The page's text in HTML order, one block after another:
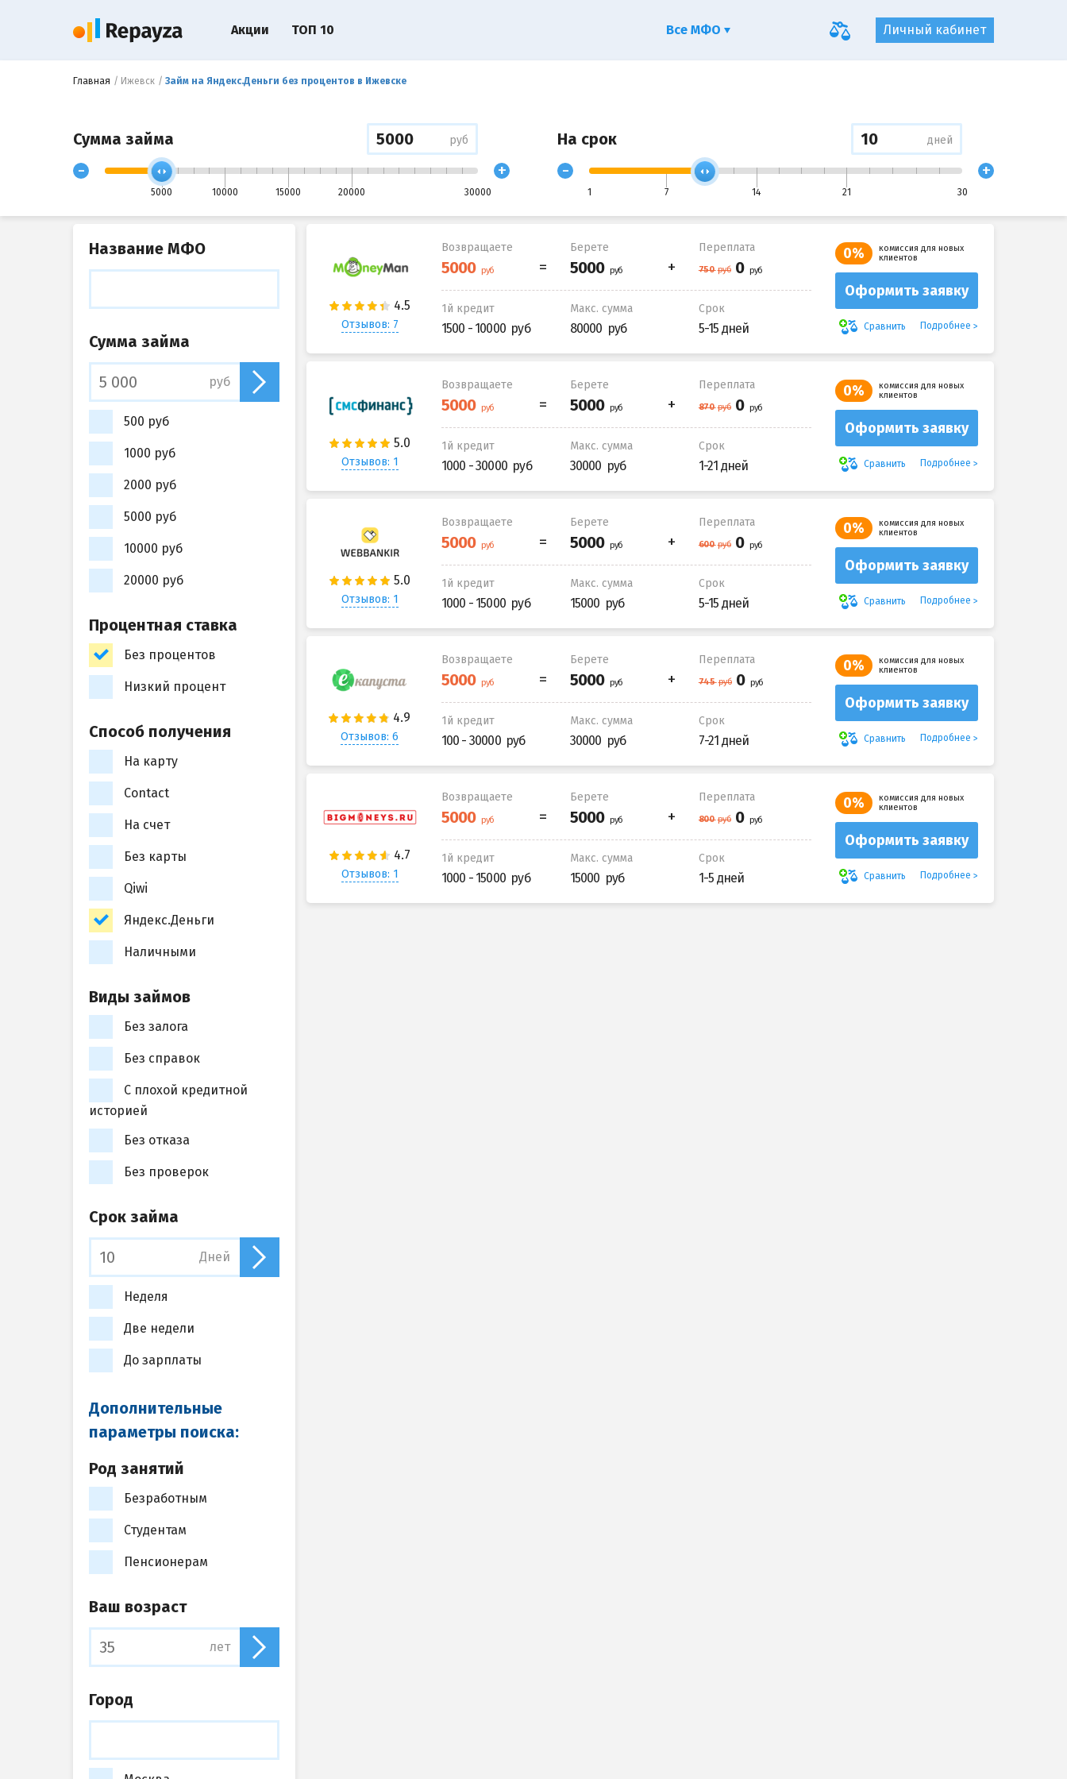
Главная Ижевск Займ на Яндекс.Деньги без процентов в Ижевске
Сумма займа руб
-
5000 10000 15000 20000 30000
+
На срок дней
-
1 7 14 21 30
+
Отзывов: 7
Возвращаете Берете Переплата
1й кредит
1500 - 10000
Макс. сумма
80000
Срок
5-15 дней
0%
комиссия для новых
клиентов
Оформить заявку
Сравнить Подробнее
Отзывов: 1
Возвращаете Берете Переплата
1й кредит
1000 - 30000
Макс. сумма
30000
Срок
1-21 дней
0%
комиссия для новых
клиентов
Оформить заявку
Сравнить Подробнее
Отзывов: 1
Возвращаете Берете Переплата
1й кредит
1000 - 15000
Макс. сумма
15000
Срок
5-15 дней
0%
комиссия для новых
клиентов
Оформить заявку
Сравнить Подробнее
Отзывов: 6
Возвращаете Берете Переплата
1й кредит
100 - 30000
Макс. сумма
30000
Срок
7-21 дней
0%
комиссия для новых
клиентов
Оформить заявку
Сравнить Подробнее
Отзывов: 1
Возвращаете Берете Переплата
1й кредит
1000 - 15000
Макс. сумма
15000
Срок
1-5 дней
0%
комиссия для новых
клиентов
Оформить заявку
Сравнить Подробнее
Название МФО
Сумма займа
руб
500 руб
1000 руб
2000 руб
5000 руб
10000 руб
20000 руб
Процентная ставка
Без процентов
Низкий процент
Способ получения
На карту
Contact
На счет
Без карты
Qiwi
Яндекс.Деньги
Наличными
Виды займов
Без залога
Без справок
С плохой кредитной
историей
Без отказа
Без проверок
Срок займа
Дней
Неделя
Две недели
До зарплаты
Дополнительные
параметры поиска:
Род занятий
Безработным
Студентам
Пенсионерам
Ваш возраст
лет
Город
Личный кабинет
Акции ТОП 10 Все МФО